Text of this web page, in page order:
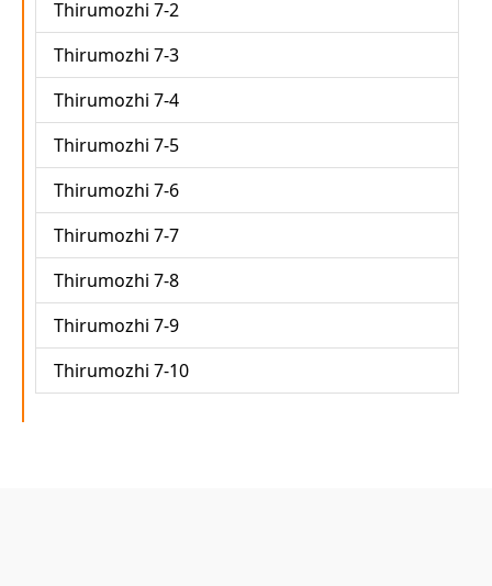
Thirumozhi 7-2
Thirumozhi 7-3
Thirumozhi 7-4
Thirumozhi 7-5
Thirumozhi 7-6
Thirumozhi 7-7
Thirumozhi 7-8
Thirumozhi 7-9
Thirumozhi 7-10